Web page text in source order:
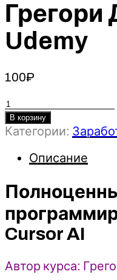
Udemy
100₽
Количество
товара
Полноценный
по
Cursor
AI
Грегори
Джон
В корзину
Категории:
Описание
Cursor AI
Автор курса: